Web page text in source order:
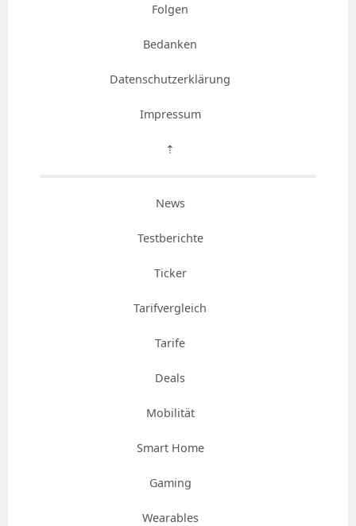
Folgen
Bedanken
Datenschutzerklärung
Impressum
⇡
News
Testberichte
Ticker
Tarifvergleich
Tarife
Deals
Mobilität
Smart Home
Gaming
Wearables